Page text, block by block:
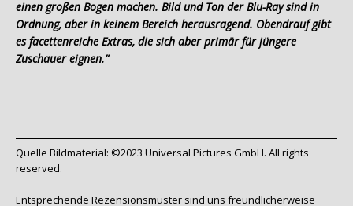
einen großen Bogen machen. Bild und Ton der Blu-Ray sind in
Ordnung, aber in keinem Bereich herausragend. Obendrauf gibt
es facettenreiche Extras, die sich aber primär für jüngere
Zuschauer eignen.”
Quelle Bildmaterial: ©2023 Universal Pictures GmbH. All rights
reserved.
Entsprechende Rezensionsmuster sind uns freundlicherweise